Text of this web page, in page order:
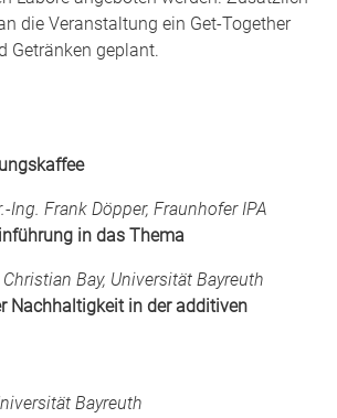
die Veranstaltung ein Get-Together
Getränken geplant.
Ing. Frank Döpper, Fraunhofer IPA
in das Thema
Christian Bay, Universität Bayreuth
Nachhaltigkeit in der additiven
Bayreuth